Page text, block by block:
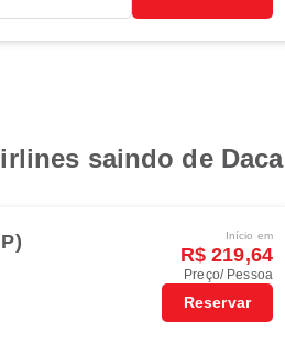
saindo de Daca
Início em
R$ 219,64
Preço/ Pessoa
Reservar